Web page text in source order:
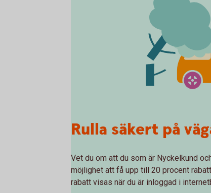
Rulla säkert på
Vet du om att du som är Nyckelkund
möjlighet att få upp till 20 procent
rabatt visas när du är inloggad i